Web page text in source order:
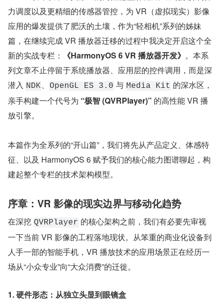
力调度以及更精细的传感器管控，为 VR（虚拟现实）影像
应用的爆发提供了肥沃的土壤，作为“轻相机”系列的姊妹
篇，在继续完成 VR 播放器迁移的过程中我决定开启这个全
新的实战专栏：
《HarmonyOS 6 VR 播放器开发》 。本系
列文章不止停留于系统播放器、应用层的控件调用，而是深
潜入 NDK、 OpenGL ES 3.0 与 Media Kit 的深水区，
亲手构建一个代号为 “极智 (QVRPlayer)” 的高性能 VR 播
放引擎。
本篇作为全系列的“开山篇”，我们将先从产品定义、体感特
征、以及 HarmonyOS 6 赋予我们的核心能力图谱聊起，构
建起整个专栏的技术架构模型。
序章：VR 影像的现实边界与移动化趋势
在深挖 QVRPlayer 的核心架构之前，我们有必要先审视
一下当前 VR 影像的工程落地现状。从笨重的商业化设备到
人手一部的智能手机，VR 播放技术的应用场景正在经历一
场从“小众专业”向“大众消费”的迁徙。
1. 硬件形态：从独立头显到眼镜盒